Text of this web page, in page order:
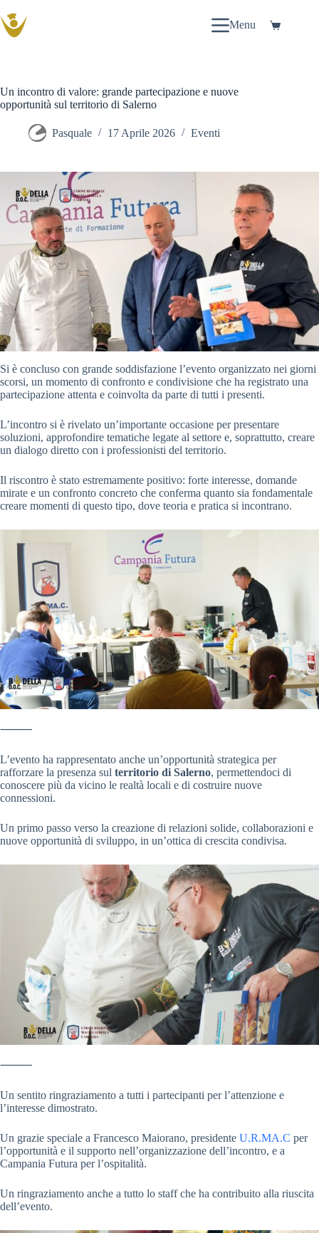
al
contenuto
Menu Carrello
Un incontro di valore: grande partecipazione e nuove
opportunità sul territorio di Salerno
Pasquale 17 Aprile 2026 Eventi
Si è concluso con grande soddisfazione l’evento organizzato nei giorni
scorsi, un momento di confronto e condivisione che ha registrato una
partecipazione attenta e coinvolta da parte di tutti i presenti.
L’incontro si è rivelato un’importante occasione per presentare
soluzioni, approfondire tematiche legate al settore e, soprattutto, creare
un dialogo diretto con i professionisti del territorio.
Il riscontro è stato estremamente positivo: forte interesse, domande
mirate e un confronto concreto che conferma quanto sia fondamentale
creare momenti di questo tipo, dove teoria e pratica si incontrano.
⸻
L’evento ha rappresentato anche un’opportunità strategica per
rafforzare la presenza sul territorio di Salerno, permettendoci di
conoscere più da vicino le realtà locali e di costruire nuove
connessioni.
Un primo passo verso la creazione di relazioni solide, collaborazioni e
nuove opportunità di sviluppo, in un’ottica di crescita condivisa.
⸻
Un sentito ringraziamento a tutti i partecipanti per l’attenzione e
l’interesse dimostrato.
Un grazie speciale a Francesco Maiorano, presidente U.R.MA.C per
l’opportunità e il supporto nell’organizzazione dell’incontro, e a
Campania Futura per l’ospitalità.
Un ringraziamento anche a tutto lo staff che ha contribuito alla riuscita
dell’evento.